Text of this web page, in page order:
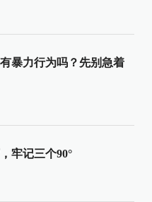
暴力行为吗？先别急着
牢记三个90°